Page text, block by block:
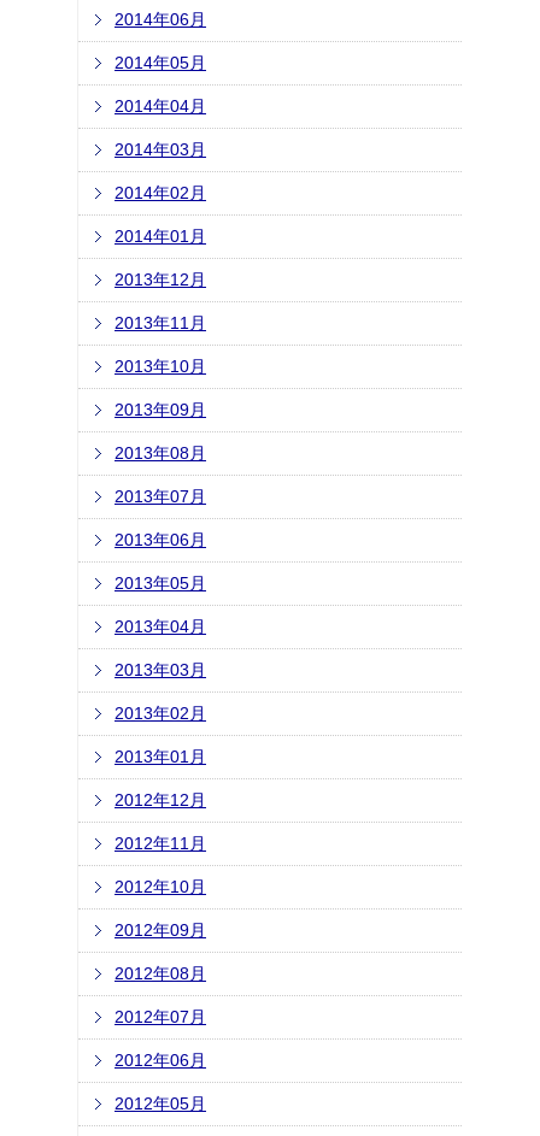
2014年06月
2014年05月
2014年04月
2014年03月
2014年02月
2014年01月
2013年12月
2013年11月
2013年10月
2013年09月
2013年08月
2013年07月
2013年06月
2013年05月
2013年04月
2013年03月
2013年02月
2013年01月
2012年12月
2012年11月
2012年10月
2012年09月
2012年08月
2012年07月
2012年06月
2012年05月